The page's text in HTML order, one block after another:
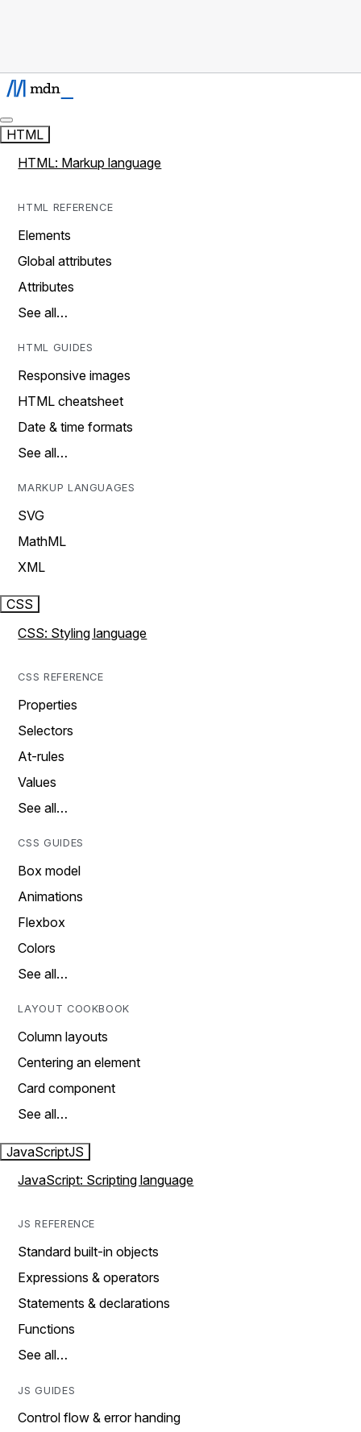
HTML
HTML: Markup language
HTML REFERENCE
Elements
Global attributes
Attributes
See all…
HTML GUIDES
Responsive images
HTML cheatsheet
Date & time formats
See all…
MARKUP LANGUAGES
SVG
MathML
XML
CSS
CSS: Styling language
CSS REFERENCE
Properties
Selectors
At-rules
Values
See all…
CSS GUIDES
Box model
Animations
Flexbox
Colors
See all…
LAYOUT COOKBOOK
Column layouts
Centering an element
Card component
See all…
JavaScriptJS
JavaScript: Scripting language
JS REFERENCE
Standard built-in objects
Expressions & operators
Statements & declarations
Functions
See all…
JS GUIDES
Control flow & error handing